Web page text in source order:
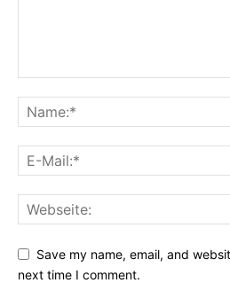
Save my name, email, and
next time I comment.